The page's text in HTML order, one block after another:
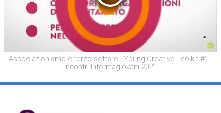
Associazionismo e terzo settore | Young Creative Toolkit #1 -
Incontri Informagiovani 2021